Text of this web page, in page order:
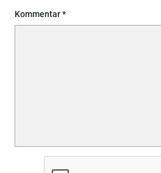
Kommentar